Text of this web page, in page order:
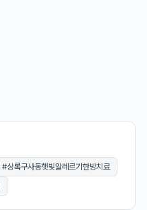
#상록구사동햇빛알레르기한방치료